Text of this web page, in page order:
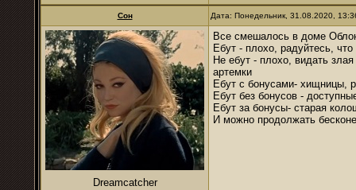
Сон Дата: Понедельник, 31.08.2020,
Dreamcatcher
Все смешалось в доме
Ебут - плохо, радуйтесь,
Не ебут - плохо, видать
артемки
Ебут с бонусами- хищницы,
Ебут без бонусов -
Ебут за бонусы- старая
И можно продолжать